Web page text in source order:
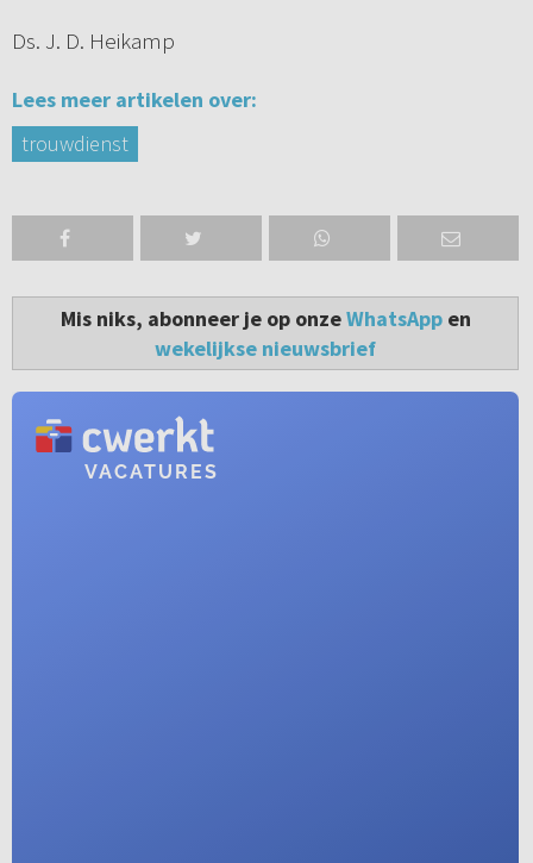
Ds. J. D. Heikamp
Lees meer artikelen over:
trouwdienst
Mis niks, abonneer je op onzeWhatsAppen
wekelijkse nieuwsbrief